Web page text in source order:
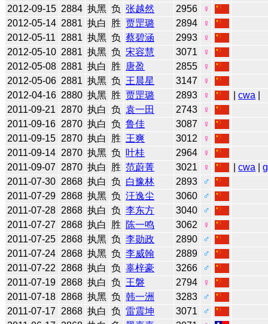
2012-09-15 2884 执黑 负 张越然 2956
♀
2012-05-14 2881 执白 胜 贾罡璐 2894
♀
2012-05-11
2881 执黑 负 蔡碧涵 2993
♀
2012-05-10 2881 执黑 负 宋容慧 3071
♀
2012-05-08 2881 执白 胜 唐盈 2855
♀
2012-05-06 2881 执黑 负 王晨星 3147
♀
2012-04-16 2880 执黑 胜 贾罡璐 2893 ♀ |cwa
2011-09-21
2870 执白 负 袁一田 2743
♀
2011-09-16 2870 执白 负 鲁佳 3087
♀
2011-09-15 2870 执白 胜 王爽 3012
♀
2011-09-14 2870 执黑 负 叶桂 2964
♀
2011-09-07
2870 执白 胜 范蔚菁 3021 ♀ |cwa |
2011-07-30 2868 执白 负 白豫林 2893
♂
2011-07-29 2868 执黑 负 汪逸尘 3060
♂
2011-07-28 2868 执白 负 李东方 3040
♂
2011-07-27
2868 执白 胜 陈一鸣 3062
♀
2011-07-25 2868 执黑 负 李勋政 2890
♂
2011-07-24 2868 执黑 负 李威翰 2889
♂
2011-07-22
2868 执白 负 辜梓豪 3266
♂
2011-07-19 2868 执白 负 王磐 2794
♀
2011-07-18 2868 执黑 负 韩一洲 3283
♂
2011-07-17
2868 执白 负 雷震坤 3071
♂